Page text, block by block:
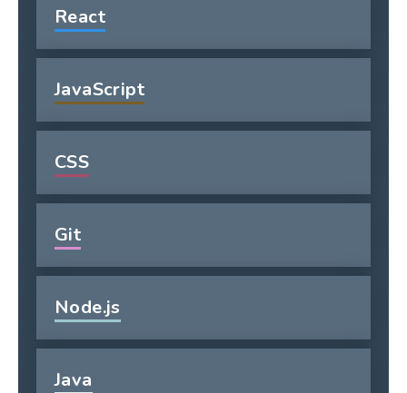
React
JavaScript
CSS
Git
Node.js
Java